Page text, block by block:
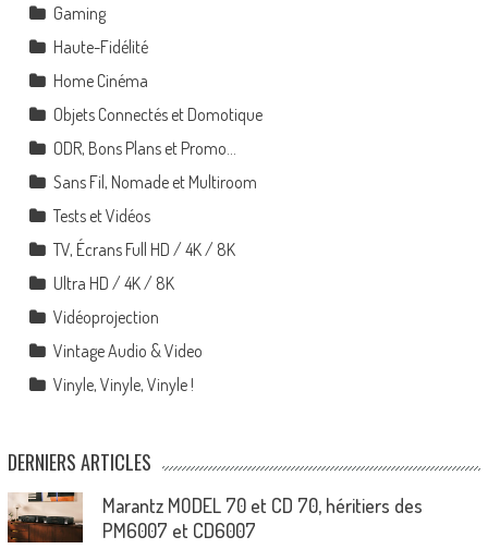
Gaming
Haute-Fidélité
Home Cinéma
Objets Connectés et Domotique
ODR, Bons Plans et Promo…
Sans Fil, Nomade et Multiroom
Tests et Vidéos
TV, Écrans Full HD / 4K / 8K
Ultra HD / 4K / 8K
Vidéoprojection
Vintage Audio & Video
Vinyle, Vinyle, Vinyle !
DERNIERS ARTICLES
Marantz MODEL 70 et CD 70, héritiers des
PM6007 et CD6007